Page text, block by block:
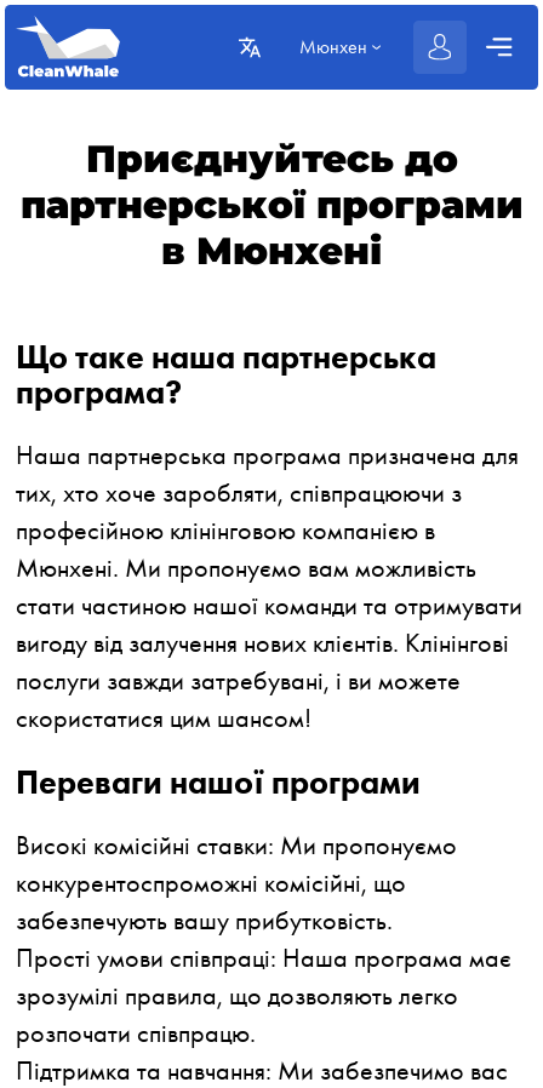
Мюнхен
Приєднуйтесь до
партнерської програми
в Мюнхені
Що таке наша партнерська
програма?
Наша партнерська програма призначена для
тих, хто хоче заробляти, співпрацюючи з
професійною клінінговою компанією в
Мюнхені. Ми пропонуємо вам можливість
стати частиною нашої команди та отримувати
вигоду від залучення нових клієнтів. Клінінгові
послуги завжди затребувані, і ви можете
скористатися цим шансом!
Переваги нашої програми
Високі комісійні ставки: Ми пропонуємо
конкурентоспроможні комісійні, що
забезпечують вашу прибутковість.
Прості умови співпраці: Наша програма має
зрозумілі правила, що дозволяють легко
розпочати співпрацю.
Підтримка та навчання: Ми забезпечимо вас